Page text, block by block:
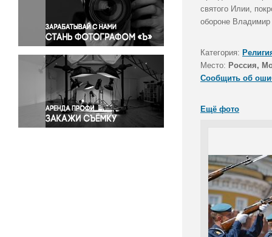
Правосудие
Происшествия и конфликты
Религия
Светская жизнь
Спорт
Экология
Экономика и бизнес
святого Илии,
обороне
Категория:
Место: Россия,
Сообщить об
Ещё фото